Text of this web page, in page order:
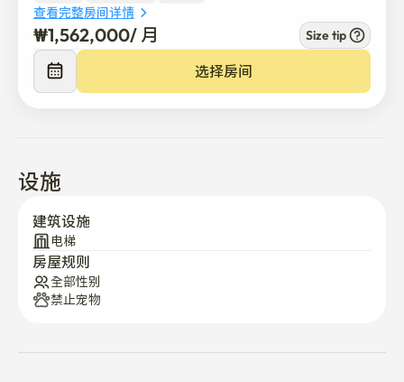
等。
查看完整房间详情
₩1,562,000/ 月 Size tip
选择房间
设施
建筑设施
电梯
房屋规则
全部性别
禁止宠物